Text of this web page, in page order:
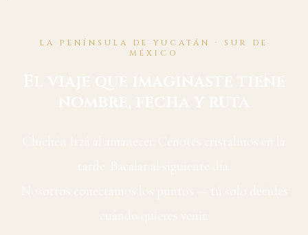
LA PENÍNSULA DE YUCATÁN · SUR DE
MÉXICO